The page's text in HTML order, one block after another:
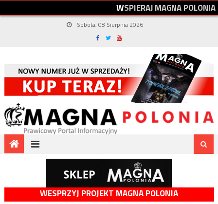
WSPIERAJMAGNAPOLONIA
Sobota, 08 Sierpnia 2026
WESPRZYJ PROJEKT MAGNA POLONIA